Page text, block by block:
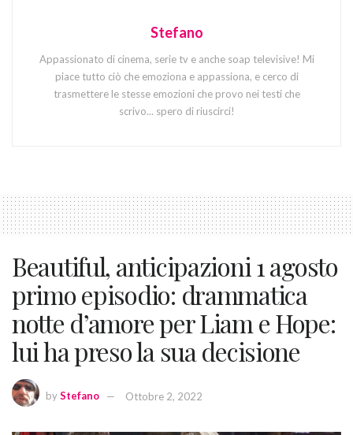
Stefano
Appassionato di cinema, serie tv e anche soap televisive! Mi
piace tutto ciò che emoziona e appassiona, e cerco di
trasmettere le stesse emozioni che provo nei testi che
scrivo... spero di riuscirci!
Beautiful, anticipazioni 1 agosto
primo episodio: drammatica
notte d’amore per Liam e Hope:
lui ha preso la sua decisione
byStefano Ottobre 2, 2022